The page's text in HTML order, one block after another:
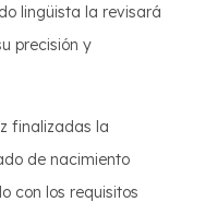
lingüista la revisará
precisión y
finalizadas la
de nacimiento
con los requisitos